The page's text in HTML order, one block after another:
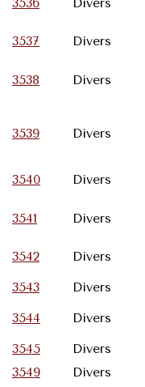
3537
Divers
3538
Divers
3539 Divers
3540
Divers
3541
Divers
3542 Divers
3543
Divers
3544
Divers
3545
Divers
3549
Divers